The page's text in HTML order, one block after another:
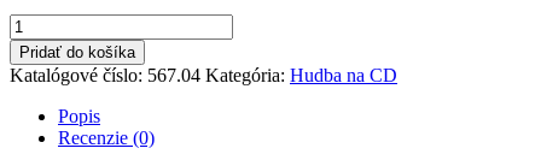
množstvo
CD
Šalamúnova
sieň
Pridať do košíka
Katalógové číslo: 567.04 Kategória: Hudba na CD
Popis
Recenzie (0)